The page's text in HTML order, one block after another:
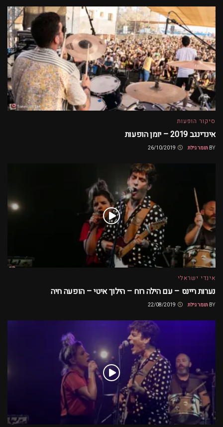
סיקור הופעות
אינדינגב 2019 – יומן הופעות
BY תומר גילת
אינדי ישראלי
נערות ריינס – עם הילה רוח – הילוך איטי – הופעה חיה
BY תומר גילת